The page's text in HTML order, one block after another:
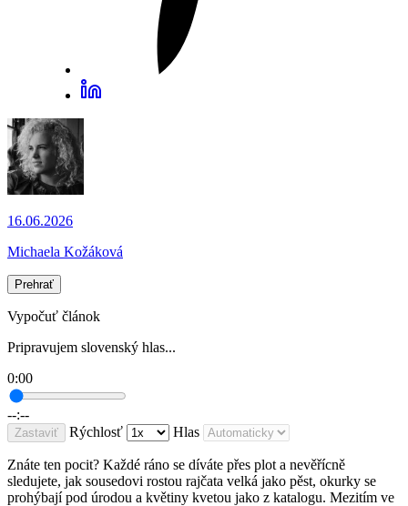
16.06.2026
Michaela Kožáková
Prehrať
Vypočuť článok
Pripravujem slovenský hlas...
0:00
--:--
Zastaviť Rýchlosť Hlas
Znáte ten pocit? Každé ráno se díváte přes plot a nevěřícně
sledujete, jak sousedovi rostou rajčata velká jako pěst, okurky se
prohýbají pod úrodou a květiny kvetou jako z katalogu. Mezitím ve